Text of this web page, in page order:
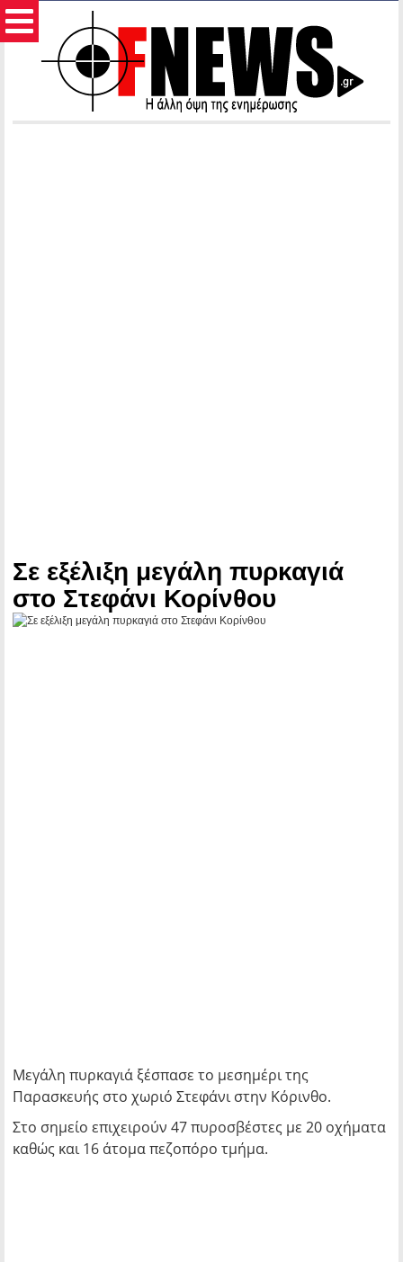
Σε εξέλιξη μεγάλη πυρκαγιά
στο Στεφάνι Κορίνθου
Μεγάλη πυρκαγιά ξέσπασε το μεσημέρι της
Παρασκευής στο χωριό Στεφάνι στην Κόρινθο.
Στο σημείο επιχειρούν 47 πυροσβέστες με 20 οχήματα
καθώς και 16 άτομα πεζοπόρο τμήμα.